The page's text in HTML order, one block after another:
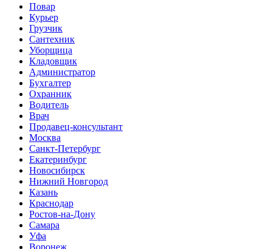
Повар
Курьер
Грузчик
Сантехник
Уборщица
Кладовщик
Администратор
Бухгалтер
Охранник
Водитель
Врач
Продавец-консультант
Москва
Санкт-Петербург
Екатеринбург
Новосибирск
Нижний Новгород
Казань
Краснодар
Ростов-на-Дону
Самара
Уфа
Воронеж